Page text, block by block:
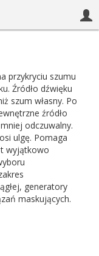
przykryciu szumu
Źródło dźwięku
szum własny. Po
źródło
odczuwalny.
ulgę. Pomaga
wyjątkowo
generatory
maskujących.